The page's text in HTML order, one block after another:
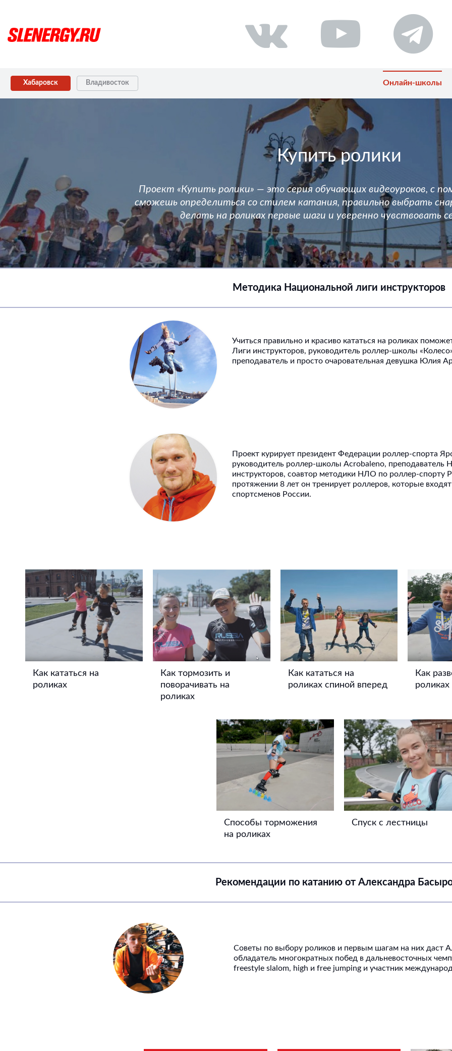
Хабаровск Владивосток Онлайн-школы
Купить ролики
Проект «Купить ролики» — это серия обучающих видеоуроков, с
сможешь определиться со стилем катания, правильно выбрать
делать на роликах первые шаги и уверенно чувствовать
Методика Национальной лиги инструкторов
Учиться правильно и красиво кататься на роликах
Лиги инструкторов, руководитель роллер-школы
преподаватель и просто очаровательная девушка Юлия
Проект курирует президент Федерации роллер-спорта
руководитель роллер-школы Acrobaleno, преподаватель
инструкторов, соавтор методики НЛО по роллер-спорту
протяжении 8 лет он тренирует роллеров, которые
спортсменов России.
Как кататься на
роликах
Как тормозить и
поворачивать на
роликах
Как кататься на
роликах спиной вперед
Как
роликах
Способы торможения
на роликах
Спуск с лестницы
Рекомендации по катанию от Александра
Советы по выбору роликов и первым шагам на них даст
обладатель многократных побед в дальневосточных
freestyle slalom, high и free jumping и участник